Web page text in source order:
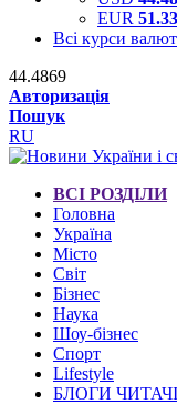
EUR
Всі курси валют
44.4869
Авторизація
Пошук
RU
ВСІ РОЗДІЛИ
Головна
Україна
Місто
Світ
Бізнес
Наука
Шоу-бізнес
Спорт
Lifestyle
БЛОГИ